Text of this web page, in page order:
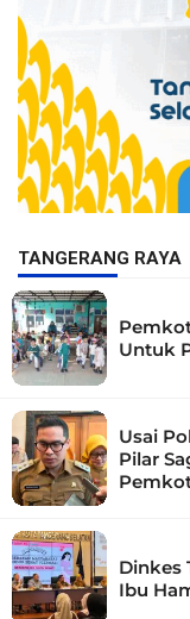
TANGERANG RAYA
Untuk
Usai
Pilar
Dinkes
Ibu